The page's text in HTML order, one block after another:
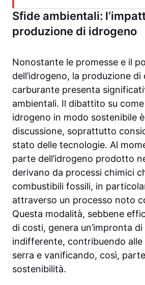
Sfide ambientali:
produzione di idrogeno
Nonostante le promesse e il
dell’idrogeno, la produzione di
carburante presenta
ambientali. Il dibattito su
idrogeno in modo sostenibile
discussione, soprattutto
stato delle tecnologie. Al
parte dell’idrogeno prodotto
derivano da processi chimici
combustibili fossili, in
attraverso un processo noto
Questa modalità, sebbene
di costi, genera un’impronta
indifferente, contribuendo alle
serra e vanificando, così,
sostenibilità.